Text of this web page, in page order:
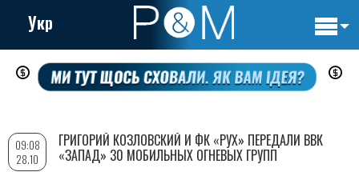
Перейти
содержанию
Укр
09:08
28.10
ГРИГОРИЙ КОЗЛОВСКИЙ И ФК «РУХ» ПЕРЕДАЛИ ВВК
«ЗАПАД» 30 МОБИЛЬНЫХ ОГНЕВЫХ ГРУПП